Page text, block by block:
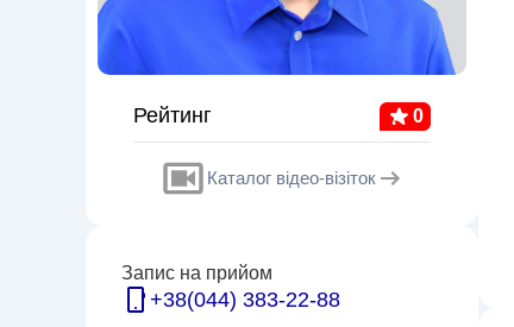
Рейтинг 0
Каталог відео-візіток
Запис на прийом
+38(044) 383-22-88